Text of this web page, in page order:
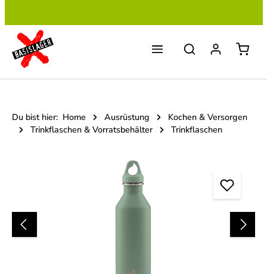
Du bist hier: Home Ausrüstung
Kochen & Versorgen
Trinkflaschen & Vorratsbehälter
Trinkflaschen